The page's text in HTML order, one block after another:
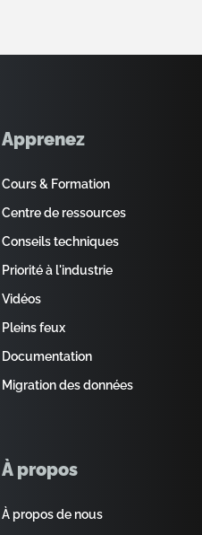
Apprenez
Cours & Formation
Centre de ressources
Conseils techniques
Priorité à l'industrie
Vidéos
Pleins feux
Documentation
Migration des données
À propos
À propos de nous